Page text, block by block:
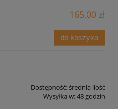
165,00 zł
do koszyka
Dostępność:średnia ilość
Wysyłka w:48 godzin